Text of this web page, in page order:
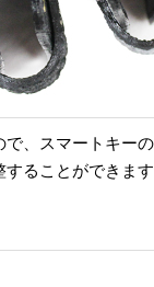
で、スマートキー
ることができます